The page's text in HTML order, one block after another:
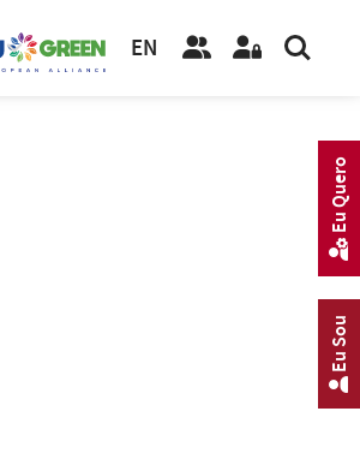
EN
Eu Sou
Eu Quero